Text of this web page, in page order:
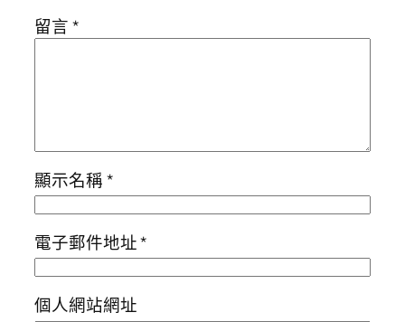
留言*
顯示名稱*
電子郵件地址*
個人網站網址